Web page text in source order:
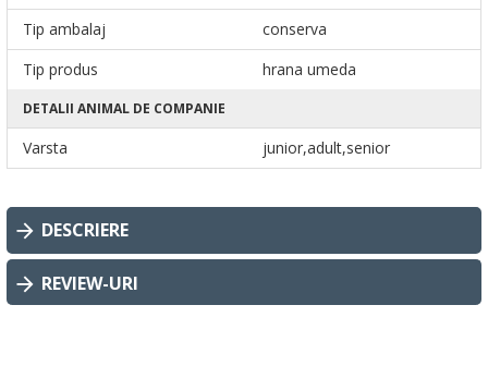
Tip ambalaj
conserva
Tip produs
hrana umeda
DETALII ANIMAL DE COMPANIE
Varsta junior,adult,senior
DESCRIERE
REVIEW-URI